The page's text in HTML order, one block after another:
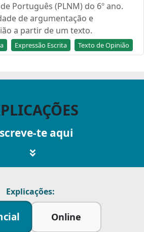
Português (PLNM) do 6º ano.
de argumentação e
a partir de um texto.
Expressão Escrita Texto de Opinião
te aqui
Explicações:
Online